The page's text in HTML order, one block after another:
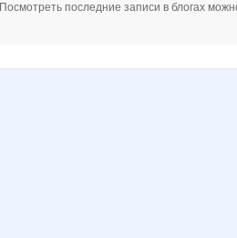
Посмотреть последние записи в блогах